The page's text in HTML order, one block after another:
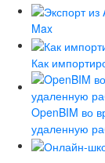
Max
Как
OpenBIM во
удаленную